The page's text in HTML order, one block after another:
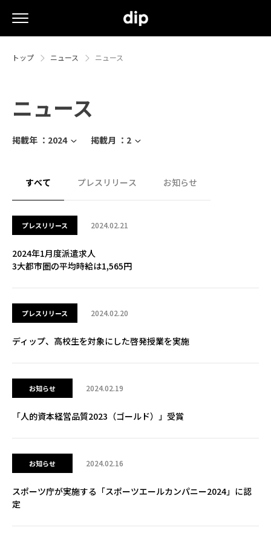
トップ ニュース ニュース
ニュース
掲載年 ： 2024 掲載月 ： 2
すべて プレスリリース お知らせ
プレスリリース 2024.02.21
2024年1月度派遣求人
3大都市圏の平均時給は1,565円
プレスリリース 2024.02.20
ディップ、高校生を対象にした啓発授業を実施
お知らせ 2024.02.19
「人的資本経営品質2023（ゴールド）」受賞
お知らせ 2024.02.16
スポーツ庁が実施する「スポーツエールカンパニー2024」に認
定